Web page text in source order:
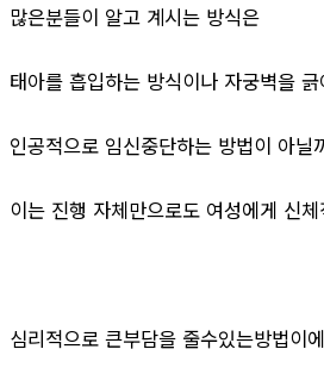
많은분들이 알고 계시는 방식은
태아를 흡입하는 방식이나 자궁벽을 긁
인공적으로 임신중단하는 방법이 아닐
이는 진행 자체만으로도 여성에게 신
심리적으로 큰부담을 줄수있는방법이